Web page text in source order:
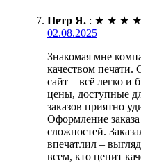
Петр Я. : ★ ★ ★ ★
02.08.2025
Знакомая мне
качеством печати.
сайт – всё легко и
цены, доступные
заказов приятно
Оформление
сложностей.
впечатлил –
всем, кто ценит